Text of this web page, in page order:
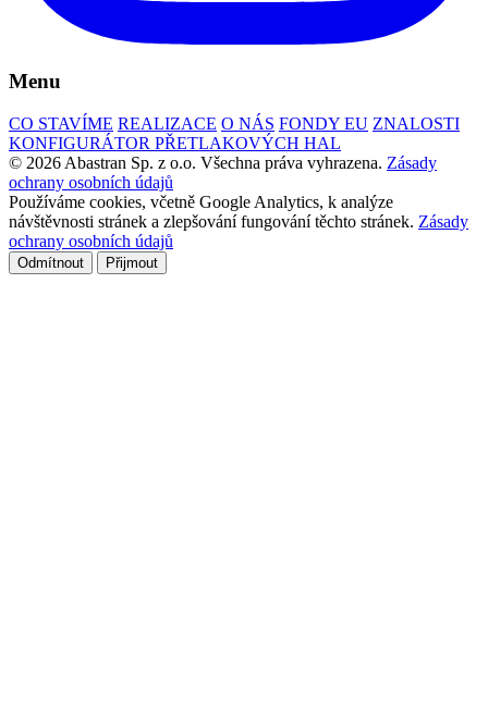
Menu
CO STAVÍME REALIZACE O NÁS FONDY EU ZNALOSTI
KONFIGURÁTOR PŘETLAKOVÝCH HAL
© 2026 Abastran Sp. z o.o. Všechna práva vyhrazena. Zásady
ochrany osobních údajů
Používáme cookies, včetně Google Analytics, k analýze
návštěvnosti stránek a zlepšování fungování těchto stránek. Zásady
ochrany osobních údajů
Odmítnout Přijmout